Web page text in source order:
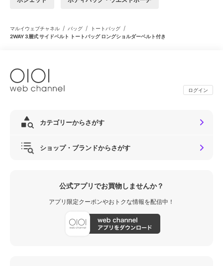
マルイウェブチャネル / バッグ / トートバッグ /
2WAY 3層式 サイドベルト トートバッグ ロングショルダーベルト付き
ログイン
カテゴリーからさがす
ショップ・ブランドからさがす
公式アプリでお買物しませんか？
アプリ限定クーポンやおトクな情報を配信中！